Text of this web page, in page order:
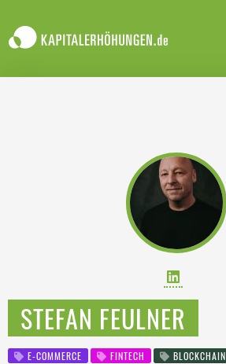
STEFAN FEULNER
E-COMMERCE FINTECH BLOCKCHAIN